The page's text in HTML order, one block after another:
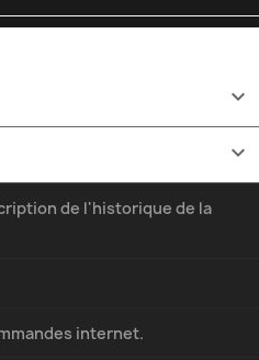


internet.
de l'historique de la